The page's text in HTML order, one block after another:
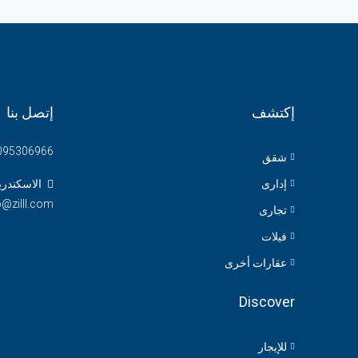
إكتشف
شقق
إدارى
تجارى
فيلات
عقارات أخرى
Discover
للإيجار
إتصل بنا